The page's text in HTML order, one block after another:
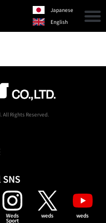
Japanese
English
All Rights Reserved.
Weds
Sport
weds weds